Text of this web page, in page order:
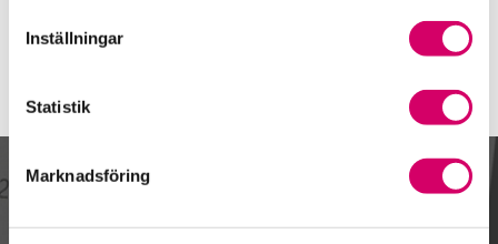
Inställningar
Statistik
Marknadsföring
Kalendarium